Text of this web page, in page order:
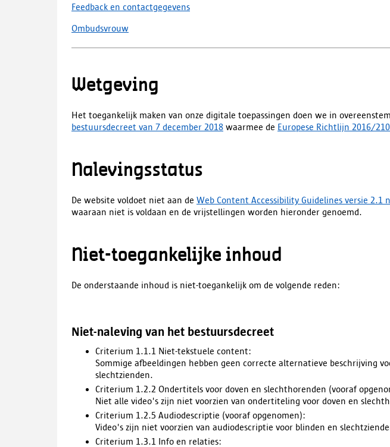
Feedback en contactgegevens
Ombudsvrouw
Wetgeving
Het toegankelijk maken van onze digitale toepassingen doen we in
bestuursdecreet van 7 december 2018 waarmee de Europese Richtlijn 2016/
Nalevingsstatus
De website voldoet niet aan de Web Content Accessibility Guidelines versie 2.1
waaraan niet is voldaan en de vrijstellingen worden hieronder genoemd.
Niet-toegankelijke inhoud
De onderstaande inhoud is niet-toegankelijk om de volgende reden:
Niet-naleving van het bestuursdecreet
Criterium 1.1.1 Niet-tekstuele content:
Sommige afbeeldingen hebben geen correcte alternatieve beschrijving
slechtzienden.
Criterium 1.2.2 Ondertitels voor doven en slechthorenden (vooraf
Niet alle video's zijn niet voorzien van ondertiteling voor doven en
Criterium 1.2.5 Audiodescriptie (vooraf opgenomen):
Video's zijn niet voorzien van audiodescriptie voor blinden en
Criterium 1.3.1 Info en relaties: